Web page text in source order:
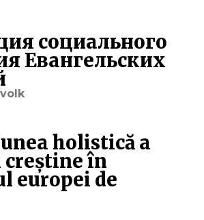
социального
Евангельских
holistică a
în
europei de